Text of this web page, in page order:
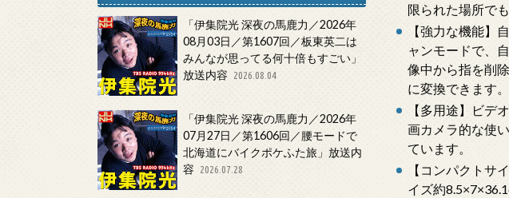
限られた場所で
【強力な機能】
ャンモードで、
像中から指を削
に変換できます。
【多用途】ビデ
画カメラ的な使
ています。
【コンパクトサ
イズ約
「伊集院光 深夜の馬鹿力／2026年
08月03日／第1607回／板東英二は
みんなが思ってる何十倍もすごい」
放送内容
2026.08.04
「伊集院光 深夜の馬鹿力／2026年
07月27日／第1606回／腰モードで
北海道にバイクポケふた旅」放送内
容
2026.07.28